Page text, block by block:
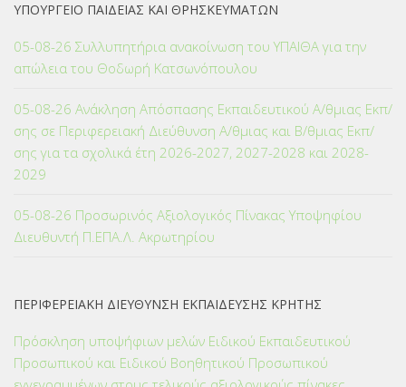
ΥΠΟΥΡΓΕΙΟ ΠΑΙΔΕΙΑΣ ΚΑΙ ΘΡΗΣΚΕΥΜΑΤΩΝ
05-08-26 Συλλυπητήρια ανακοίνωση του ΥΠΑΙΘΑ για την
απώλεια του Θοδωρή Κατσωνόπουλου
05-08-26 Ανάκληση Απόσπασης Εκπαιδευτικού Α/θμιας Εκπ/
σης σε Περιφερειακή Διεύθυνση Α/θμιας και Β/θμιας Εκπ/
σης για τα σχολικά έτη 2026-2027, 2027-2028 και 2028-
2029
05-08-26 Προσωρινός Αξιολογικός Πίνακας Υποψηφίου
Διευθυντή Π.ΕΠΑ.Λ. Ακρωτηρίου
ΠΕΡΙΦΕΡΕΙΑΚΗ ΔΙΕΥΘΥΝΣΗ ΕΚΠΑΙΔΕΥΣΗΣ ΚΡΗΤΗΣ
Πρόσκληση υποψήφιων μελών Ειδικού Εκπαιδευτικού
Προσωπικού και Ειδικού Βοηθητικού Προσωπικού